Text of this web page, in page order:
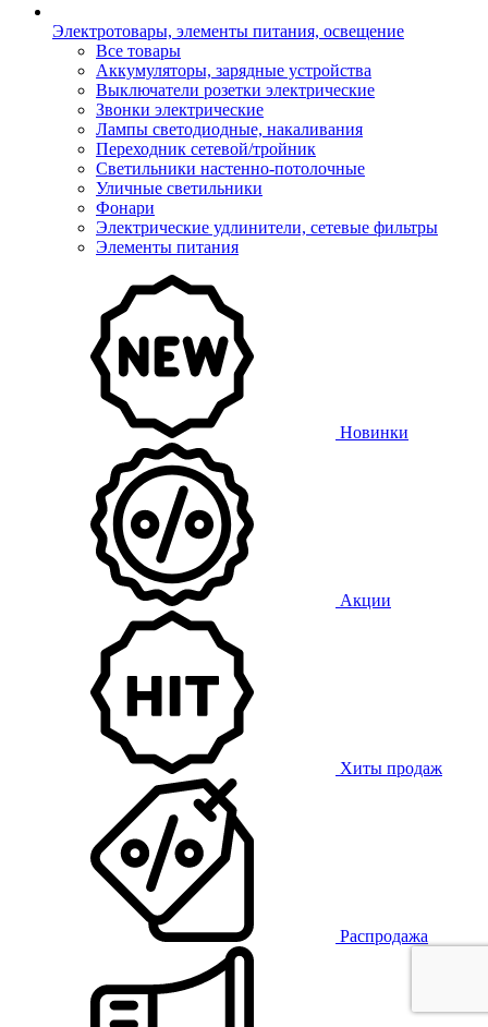
Электротовары, элементы питания, освещение
Все товары
Аккумуляторы, зарядные устройства
Выключатели розетки электрические
Звонки электрические
Лампы светодиодные, накаливания
Переходник сетевой/тройник
Светильники настенно-потолочные
Уличные светильники
Фонари
Электрические удлинители, сетевые фильтры
Элементы питания
Новинки
Акции
Хиты продаж
Распродажа